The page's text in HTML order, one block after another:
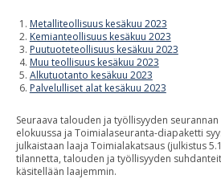
Metalliteollisuus kesäkuu 2023
Kemianteollisuus kesäkuu 2023
Puutuoteteollisuus kesäkuu 2023
Muu teollisuus kesäkuu 2023
Alkutuotanto kesäkuu 2023
Palvelulliset alat kesäkuu 2023
Seuraava talouden ja työllisyyden
elokuussa ja Toimialaseuranta-diapaketti
julkaistaan laaja Toimialakatsaus (julkistus
tilannetta, talouden ja työllisyyden
käsitellään laajemmin.